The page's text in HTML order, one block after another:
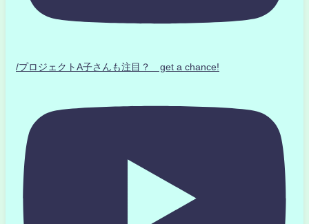
/プロジェクトA子さんも注目？ get a chance!